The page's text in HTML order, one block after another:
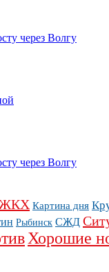
через Волгу
через Волгу
Картина дня
Рыбинск СЖД
Хорошие